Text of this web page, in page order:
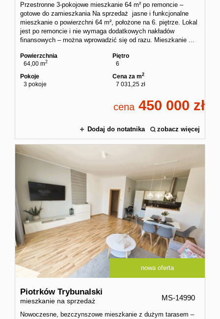
Przestronne 3-pokojowe mieszkanie 64 m² po remoncie –
gotowe do zamieszkania Na sprzedaż jasne i funkcjonalne
mieszkanie o powierzchni 64 m², położone na 6. piętrze. Lokal
jest po remoncie i nie wymaga dodatkowych nakładów
finansowych – można wprowadzić się od razu. Mieszkanie ...
Powierzchnia
64,00 m2
Piętro
6
Pokoje
3 pokoje
Cena za m2
7 031,25 zł
cena 450 000
Dodaj do notatnika zobacz więcej
nowa oferta
Piotrków Trybunalski
mieszkanie na sprzedaż MS-14990
Nowoczesne, bezczynszowe mieszkanie z dużym tarasem –